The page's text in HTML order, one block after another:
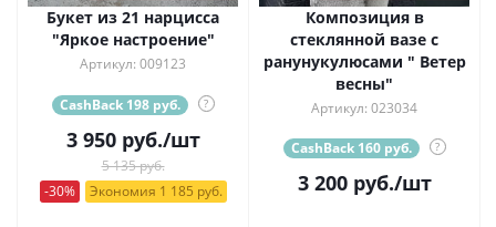
Букет из 21 нарцисса
"Яркое настроение"
Артикул: 009123
CashBack 198 руб. ?
3 950руб./шт
5 135 руб.
-30%
Экономия 1 185 руб.
Композиция в
стеклянной вазе с
ранунукулюсами " Ветер
весны"
Артикул: 023034
CashBack 160 руб. ?
3 200руб./шт